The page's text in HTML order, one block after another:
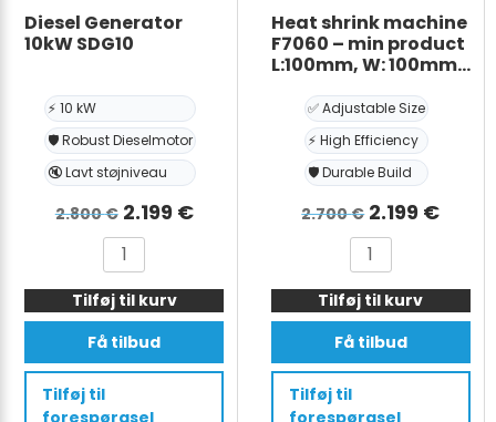
Diesel Generator
10kW SDG10
⚡ 10 kW
🛡️ Robust Dieselmotor
🔇 Lavt støjniveau
2.800€ Den
oprindelige
pris
var:
2.800 €.
2.199 €Den
2.199 €.
Diesel
Generator
10kW
SDG10
antal
Tilføj til kurv
Få tilbud
Tilføj til
forespørgsel
Heat shrink machine
F7060 – min product
L:100mm, W: 100mm,
product:
700*600*300mm
✅ Adjustable Size
⚡ High Efficiency
🛡️ Durable Build
2.700€ Den
oprindelige
pris
var:
2.700 €.
2.199 €Den
Heat
shrink
machine
F7060
-
min
product
Tilføj til kurv
Få tilbud
Tilføj til
forespørgsel